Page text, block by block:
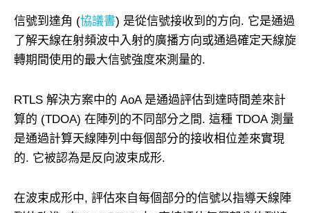
信號到達角 (協議書) 是從信號接收到的方向. 它是通過
了解天線在射頻波中入射的廣播方向或通過確定天線旋
轉期間使用的最大信號強度來測量的.
RTLS 解決方案中的 AoA 是通過評估到達時間差來計
算的 (TDOA) 在陣列的不同部分之間. 這種 TDOA 測量
是通過計算天線陣列中每個部分的接收相位差來實現
的. 它被認為是反向波束成形.
在波束成形中, 評估來自每個部分的信號以指導天線陣